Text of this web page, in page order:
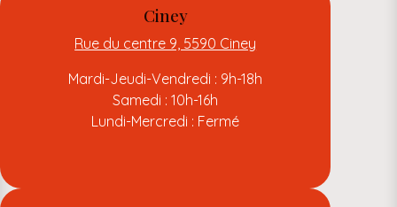
Ciney
Rue du centre 9, 5590 Ciney
Mardi-Jeudi-Vendredi : 9h-18h
Samedi : 10h-16h
Lundi-Mercredi : Fermé